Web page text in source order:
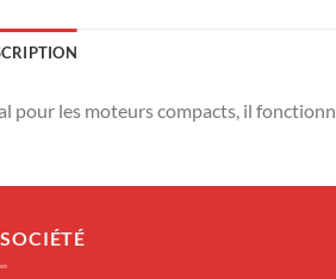
pour les moteurs compacts, il